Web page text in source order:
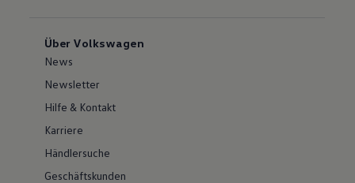
Über Volkswagen
News
Newsletter
Hilfe & Kontakt
Karriere
Händlersuche
Geschäftskunden